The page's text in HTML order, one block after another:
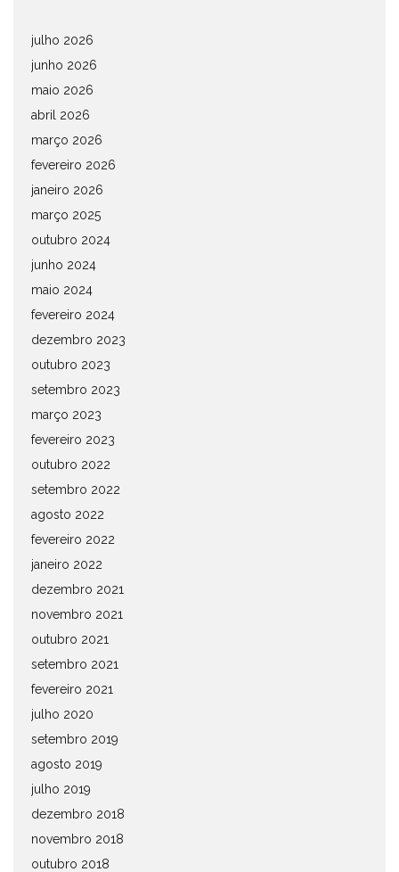
julho 2026
junho 2026
maio 2026
abril 2026
março 2026
fevereiro 2026
janeiro 2026
março 2025
outubro 2024
junho 2024
maio 2024
fevereiro 2024
dezembro 2023
outubro 2023
setembro 2023
março 2023
fevereiro 2023
outubro 2022
setembro 2022
agosto 2022
fevereiro 2022
janeiro 2022
dezembro 2021
novembro 2021
outubro 2021
setembro 2021
fevereiro 2021
julho 2020
setembro 2019
agosto 2019
julho 2019
dezembro 2018
novembro 2018
outubro 2018